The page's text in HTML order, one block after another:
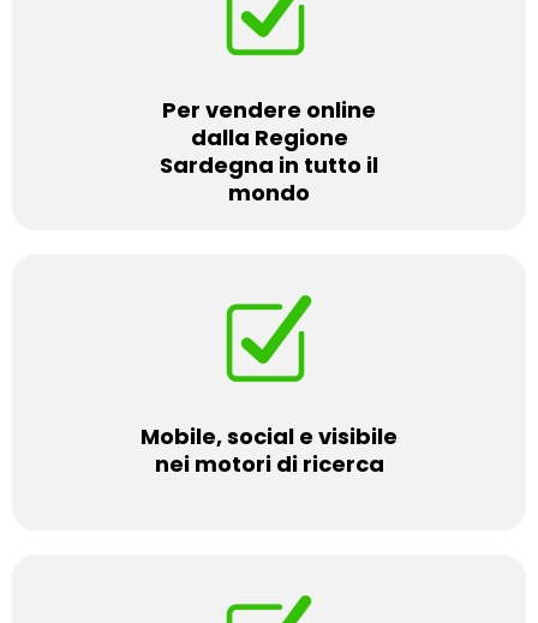
Per vendere online
dalla Regione
Sardegna in tutto il
mondo
Mobile, social e visibile
nei motori di ricerca